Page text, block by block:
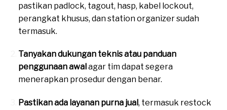
pastikan padlock, tagout, hasp, kabel lockout,
perangkat khusus, dan station organizer sudah
termasuk.
Tanyakan dukungan teknis atau panduan
penggunaan awalagar tim dapat segera
menerapkan prosedur dengan benar.
Pastikan ada layanan purna jual, termasuk restock